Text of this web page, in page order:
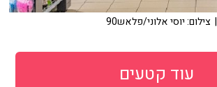
| צילום: יוסי אלוני/פלאש90
עוד קטעים